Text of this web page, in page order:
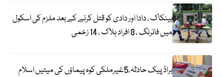
بینکاک ، دادا اور دادی کو قتل کرنے کے بعد ملزم کی اسکول
میں فائرنگ ، 8 افراد ہلاک ، 14 زخمی
براڈ پیک حادثہ،5غیرملکی کوہ پیماؤں کی میتیں اسلام